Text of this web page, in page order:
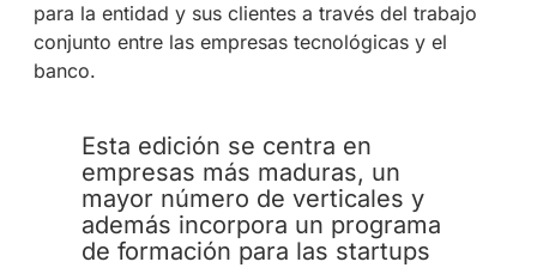
para la entidad y sus clientes a través del trabajo
conjunto entre las empresas tecnológicas y el
banco.
Esta edición se centra en
empresas más maduras, un
mayor número de verticales y
además incorpora un programa
de formación para las startups